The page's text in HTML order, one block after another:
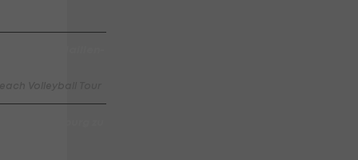
Salzburg zu